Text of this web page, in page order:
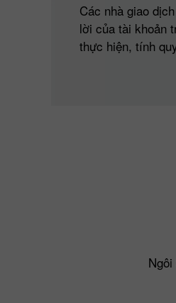
Các nhà giao
lời của tài khoản
thực hiện, tính